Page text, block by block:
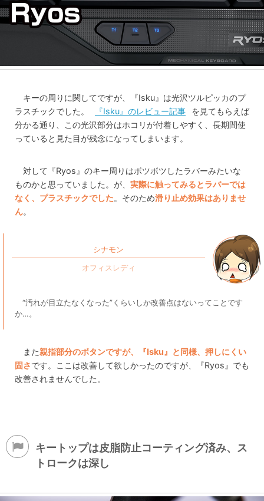
キーの周りに関してですが、『Isku』は光沢ツルピッカのプ
ラスチックでした。
『Isku』のレビュー記事
を見てもらえば
分かる通り、この光沢部分はホコリが付着しやすく、長期間使
っていると見た目が残念になってしまいます。
対して『Ryos』のキー周りはボツボツしたラバーみたいな
ものかと思っていました。が、 実際に触ってみるとラバーでは
なく、プラスチックでした。そのため滑り止め効果はありませ
ん。
シナモン
“汚れが目立たなくなった”くらいしか改善点はないってことです
か…。
また親指部分のボタンですが、『Isku』と同様、押しにくい
固さです。ここは改善して欲しかったのですが、『Ryos』でも
改善されませんでした。
キートップは皮脂防止コーティング済み、ス
トロークは深し